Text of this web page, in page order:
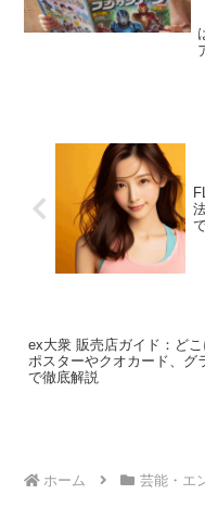
ex大衆 販売店ガイド：どこ
ポスターやクオカード、グ
で徹底解説
ホーム 芸能・エ